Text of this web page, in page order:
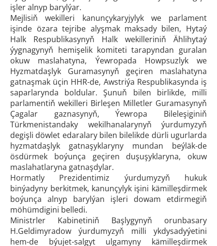
işler alnyp barylýar.
Mejlisiň wekilleri kanunçykaryjylyk we parlament
işinde özara tejribe alyşmak maksady bilen, Hytaý
Halk Respublikasynyň Halk wekilleriniň Ählihytaý
ýygnagynyň hemişelik komiteti tarapyndan guralan
okuw maslahatyna, Ýewropada Howpsuzlyk we
Hyzmatdaşlyk Guramasynyň geçiren maslahatyna
gatnaşmak üçin HHR-de, Awstriýa Respublikasynda iş
saparlarynda boldular. Şunuň bilen birlikde, milli
parlamentiň wekilleri Birleşen Milletler Guramasynyň
Çagalar gaznasynyň, Ýewropa Bileleşiginiň
Türkmenistandaky wekilhanalarynyň ýurdumyzyň
degişli döwlet edaralary bilen bilelikde dürli ugurlarda
hyzmatdaşlyk gatnaşyklaryny mundan beýläk-de
ösdürmek boýunça geçiren duşuşyklaryna, okuw
maslahatlaryna gatnaşdylar.
Hormatly Prezidentimiz ýurdumyzyň hukuk
binýadyny berkitmek, kanunçylyk işini kämilleşdirmek
boýunça alnyp barylýan işleri dowam etdirmegiň
möhümdigini belledi.
Ministrler Kabinetiniň Başlygynyň orunbasary
H.Geldimyradow ýurdumyzyň milli ykdysadyýetini
hem-de býujet-salgyt ulgamyny kämilleşdirmek